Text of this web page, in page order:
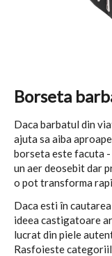
Borseta
Daca barbatul din
ajuta sa aiba
borseta este facuta -
un aer deosebit dar
o pot transforma
Daca esti în
ideea castigatoare
lucrat din piele
Rasfoieste